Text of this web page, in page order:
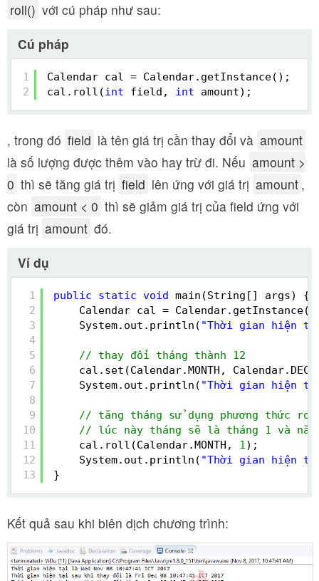
roll() với cú pháp như sau:
Cú pháp
1
2
Calendar cal = Calendar.getInstance();
cal.roll(int field, int amount);
, trong đó field là tên giá trị cần thay đổi và amount
là số lượng được thêm vào hay trừ đi. Nếu amount >
0 thì sẽ tăng giá trị field lên ứng với giá trị amount ,
còn amount < 0 thì sẽ giảm giá trị của field ứng với
giá trị amount đó.
Ví dụ
1
2
3
4
5
6
7
8
9
10
11
12
13
public static void
main(String[] args) {
Calendar cal =
System.out.println( "Thời gian hiện
// thay đổi tháng thành 12
cal.set(Calendar.MONTH,
System.out.println( "Thời gian hiện
// tăng tháng sử dụng phương thức
// lúc này tháng sẽ là tháng 1 và năm
cal.roll(Calendar.MONTH, 1);
System.out.println( "Thời gian hiện
}
Kết quả sau khi biên dịch chương trình: